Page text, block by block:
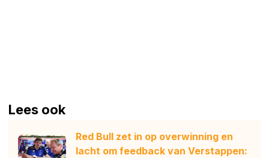
Lees ook
Red Bull zet in op overwinning en
lacht om feedback van Verstappen: